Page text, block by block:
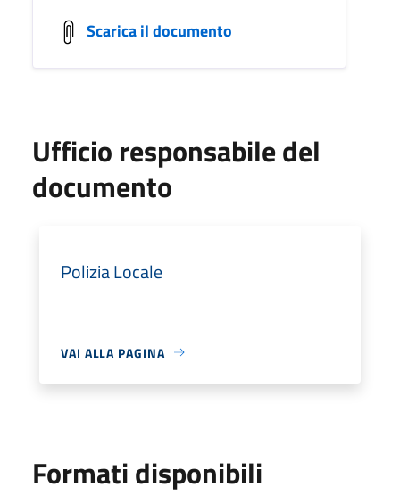
Scarica il documento
Ufficio responsabile del
documento
Polizia Locale
VAI ALLA PAGINA
Formati disponibili